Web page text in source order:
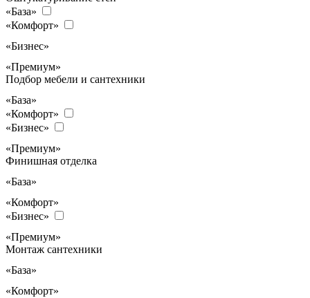
«База»
«Комфорт»
«Бизнес»
«Премиум»
Подбор мебели и сантехники
«База»
«Комфорт»
«Бизнес»
«Премиум»
Финишная отделка
«База»
«Комфорт»
«Бизнес»
«Премиум»
Монтаж сантехники
«База»
«Комфорт»